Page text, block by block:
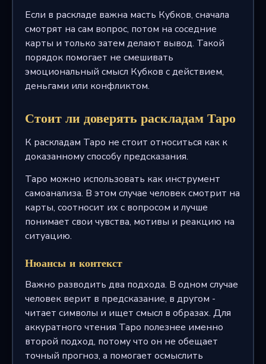
Если в раскладе важна масть Кубков, сначала
смотрят на сам вопрос, потом на соседние
карты и только затем делают вывод. Такой
порядок помогает не смешивать
эмоциональный смысл Кубков с действием,
деньгами или конфликтом.
Стоит ли доверять раскладам Таро
К раскладам Таро не стоит относиться как к
доказанному способу предсказания.
Таро можно использовать как инструмент
самоанализа. В этом случае человек смотрит на
карты, соотносит их с вопросом и лучше
понимает свои чувства, мотивы и реакцию на
ситуацию.
Нюансы и контекст
Важно разводить два подхода. В одном случае
человек верит в предсказание, в другом -
читает символы и ищет смысл в образах. Для
аккуратного чтения Таро полезнее именно
второй подход, потому что он не обещает
точный прогноз, а помогает осмыслить